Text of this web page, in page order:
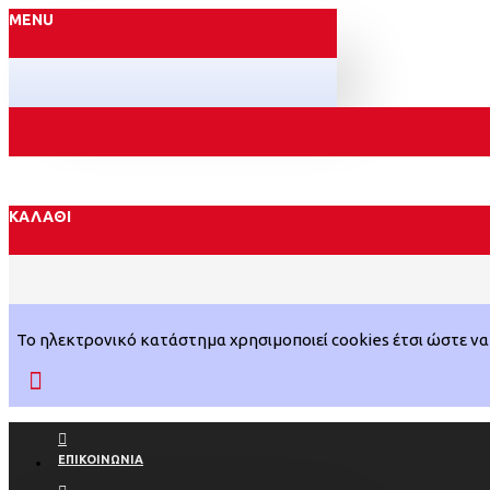
MENU
ΚΑΛΆΘΙ
Το ηλεκτρονικό κατάστημα χρησιμοποιεί cookies έτσι ώστε
ΕΠΙΚΟΙΝΩΝΊΑ